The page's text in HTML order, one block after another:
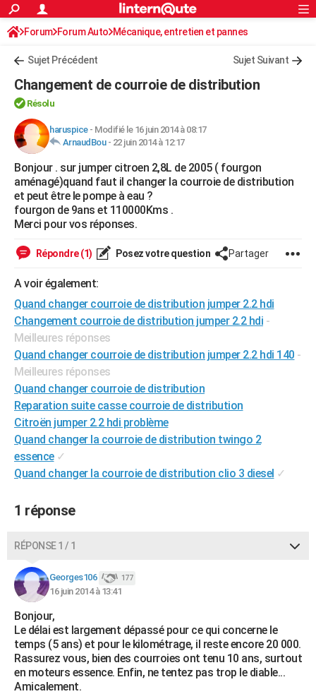
ACTUALITÉS
Politique
Société
Faits Divers
Education
Monde
Villes
+
Programme TV
TNTStreaming
Cinéma
Sorties cinéma
Musique
+FINANCE
Retraite
Impôts
Epargne
Immobilier
Risques naturels par ville
Banque
Assurance
Crédit
AUTO
Essais
Réserver un essai
Citadines
Berlines
SUV
Forum auto
Mobiles
Meilleur smartphone
Internet
Ordinateurs
Jeux vidéo
Guide high-tech
+BRICOLAGE
Forum
Aménagement intérieur
Extérieur
Cuisine
Salle de bains
Jardinage
Rangement
WEEK-END
Guides de France
Escapades
Patrimoine
Expositions
Musées
Week-end nature
LIFESTYLE
Alimentation
Guide de la santé
Maladies
Médicaments
Sommeil
VOYAGE
Destinations
City break
Voyage nature
Voyage de noces
PHOTO
GUIDES D'ACHAT
BONS PLANS
CARTE DE VOEUX
Carte de Noël
Carte Bonne année
Carte Saint-Valentin
Carte Pâques
Carte d'anniversaire
DICTIONNAIRE
Dictionnaire
Biographies
Citations
Expressions
Proverbes
PROGRAMME TV
COPAINS D'AVANT
Bricolage
Lifestyle
Culture
Sport
Auto
Television
Voyage
Cinema
Rechercher
S'inscrire
Connexion
Forum Forum Auto Mécanique, entretien et pannes
Sujet Précédent Sujet Suivant
Changement de courroie de distribution
Résolu
haruspice- Modifié le 16 juin 2014 à 08:17
ArnaudBou- 22 juin 2014 à 12:17
Bonjour . sur jumper citroen 2,8L de 2005 ( fourgon
aménagé)quand faut il changer la courroie de distribution
et peut être le pompe à eau ?
fourgon de 9ans et 110000Kms .
Merci pour vos réponses.
Répondre (1) Posez votre question Partager
A voir également:
Quand changer courroie de distribution jumper 2.2 hdi
Changement courroie de distribution jumper 2.2 hdi -
Meilleures réponses
Quand changer courroie de distribution jumper 2.2 hdi 140 -
Meilleures réponses
Quand changer courroie de distribution
Reparation suite casse courroie de distribution
Citroën jumper 2.2 hdi problème
Quand changer la courroie de distribution twingo 2
essence ✓
Quand changer la courroie de distribution clio 3 diesel ✓
1 réponse
RÉPONSE 1 / 1
Georges106 177
16 juin 2014 à 13:41
Bonjour,
Le délai est largement dépassé pour ce qui concerne le
temps (5 ans) et pour le kilométrage, il reste encore 20 000.
Rassurez vous, bien des courroies ont tenu 10 ans, surtout
en moteurs essence. Enfin, ne tentez pas trop le diable...
Amicalement.